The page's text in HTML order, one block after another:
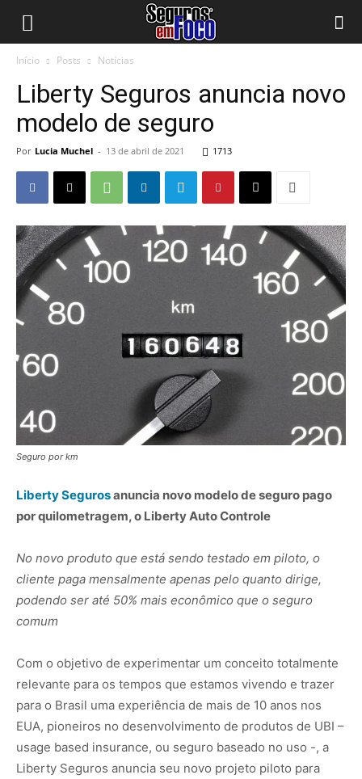
Início Posts Notícias
Liberty Seguros anuncia novo
modelo de seguro
Por Lucia Muchel - 13 de abril de 2021 1713
Seguro por km
Liberty Segurosanuncia novo modelo de seguro pago
por quilometragem, o Liberty Auto Controle
No novo produto que está sendo testado em piloto, o
cliente paga mensalmente apenas pelo quanto dirige,
podendo ser até 50% mais econômico que o seguro
comum
Com o objetivo de experimentar um conceito totalmente
relevante para os tempos que estamos vivendo e trazer
para o Brasil uma experiência de mais de 10 anos nos
EUA, pioneiros no desenvolvimento de produtos de UBI –
usage based insurance, ou seguro baseado no uso -, a
Liberty Seguros anuncia seu novo projeto piloto para